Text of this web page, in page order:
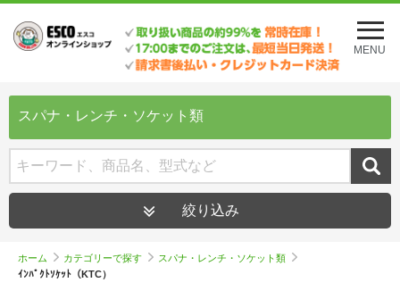
メ
ニ
ュ
を
MENU
スパナ・レンチ・ソケット類
絞り込み
ホーム カテゴリーで探す
スパナ・レンチ・ソケット類
ｲﾝﾊﾟｸﾄｿｹｯﾄ（KTC）